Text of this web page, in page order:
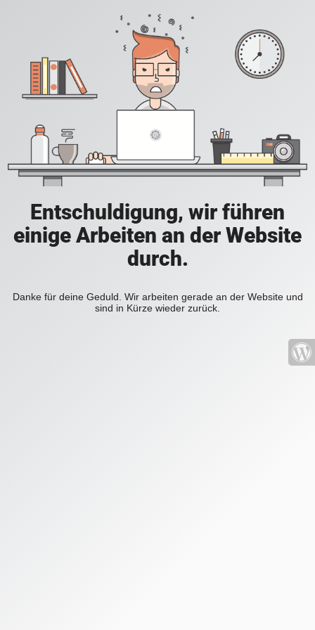
Entschuldigung, wir führen
einige Arbeiten an der Website
durch.
Danke für deine Geduld. Wir arbeiten gerade an der Website und
sind in Kürze wieder zurück.